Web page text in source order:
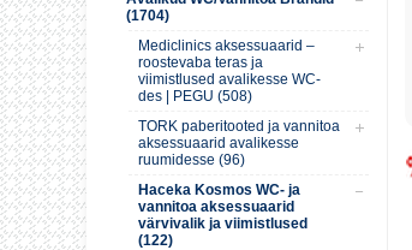
(1704)
Mediclinics aksessuaarid –
roostevaba teras ja
viimistlused avalikesse WC-
des | PEGU (508)
TORK paberitooted ja vannitoa
aksessuaarid avalikesse
ruumidesse (96)
Haceka Kosmos WC- ja
vannitoa aksessuaarid
värvivalik ja viimistlused
(122)
Soodus